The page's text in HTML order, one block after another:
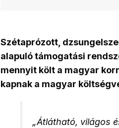
Szétaprózott,
alapuló támogatási
mennyit költ a magyar
kapnak a magyar
„Átlátható, világos